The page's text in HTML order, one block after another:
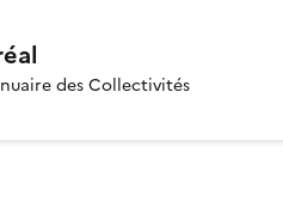
des Collectivités